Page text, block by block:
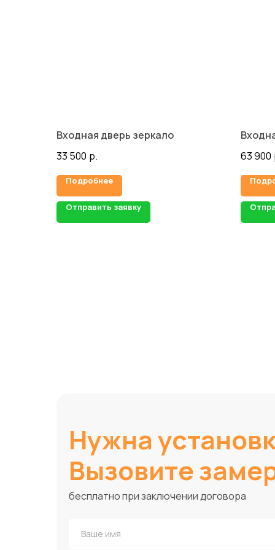
Входная дверь зеркало
33 500 р.
Подробнее
Отправить заявку
63 900
Нужна
Вызовите
бесплатно при заключении договора